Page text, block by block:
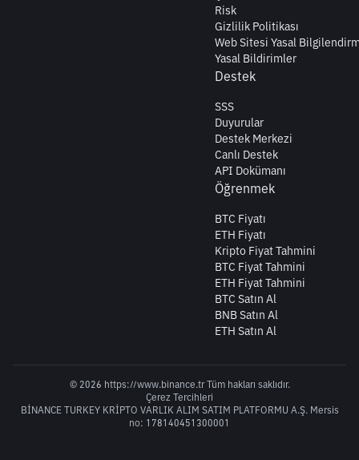
Risk
Gizlilik Politikası
Web Sitesi Yasal
Yasal Bildirimler
Destek
SSS
Duyurular
Destek Merkezi
Canlı Destek
API Dokümanı
Öğrenmek
BTC Fiyatı
ETH Fiyatı
Kripto Fiyat Tahmini
BTC Fiyat Tahmini
ETH Fiyat Tahmini
BTC Satın Al
BNB Satın Al
ETH Satın Al
© 2026 https://www.binance.tr Tüm hakları saklıdır.
Çerez Tercihleri
BİNANCE TURKEY KRİPTO VARLIK ALIM SATIM PLATFORMU A.Ş. Mersis
no: 178140451300001